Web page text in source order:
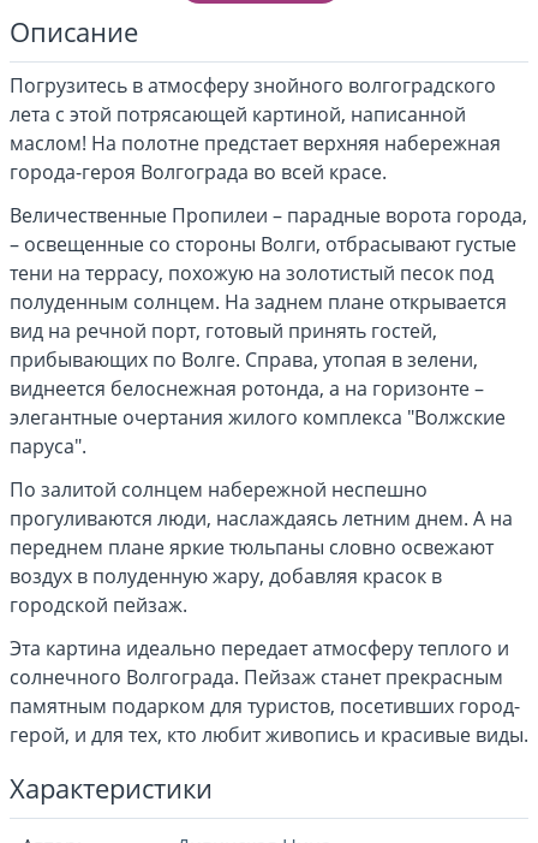
Описание
Погрузитесь в атмосферу знойного волгоградского
лета с этой потрясающей картиной, написанной
маслом! На полотне предстает верхняя набережная
города-героя Волгограда во всей красе.
Величественные Пропилеи – парадные ворота города,
– освещенные со стороны Волги, отбрасывают густые
тени на террасу, похожую на золотистый песок под
полуденным солнцем. На заднем плане открывается
вид на речной порт, готовый принять гостей,
прибывающих по Волге. Справа, утопая в зелени,
виднеется белоснежная ротонда, а на горизонте –
элегантные очертания жилого комплекса "Волжские
паруса".
По залитой солнцем набережной неспешно
прогуливаются люди, наслаждаясь летним днем. А на
переднем плане яркие тюльпаны словно освежают
воздух в полуденную жару, добавляя красок в
городской пейзаж.
Эта картина идеально передает атмосферу теплого и
солнечного Волгограда. Пейзаж станет прекрасным
памятным подарком для туристов, посетивших город-
герой, и для тех, кто любит живопись и красивые виды.
Характеристики